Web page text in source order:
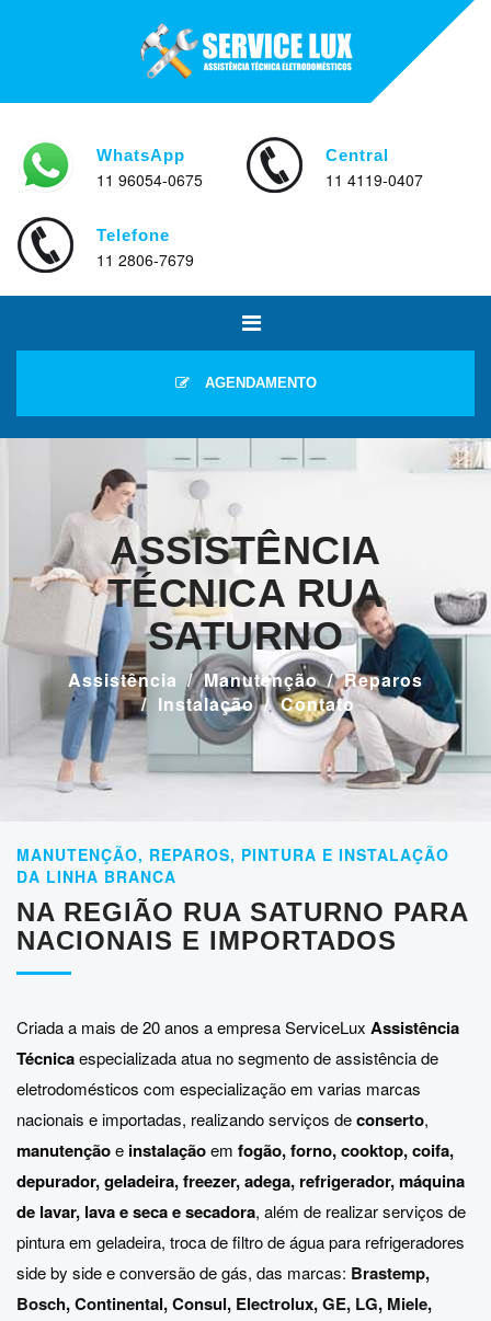
WhatsApp
11 96054-0675
Central
11 4119-0407
Telefone
11 2806-7679
AGENDAMENTO
ASSISTÊNCIA
TÉCNICA RUA
SATURNO
Assistência Manutenção
Reparos
Instalação
Contato
MANUTENÇÃO, REPAROS, PINTURA E INSTALAÇÃO
DA LINHA BRANCA
NA REGIÃO RUA SATURNO PARA
NACIONAIS E IMPORTADOS
Criada a mais de 20 anos a empresa ServiceLux Assistência
Técnicaespecializada atua no segmento de assistência de
eletrodomésticos com especialização em varias marcas
nacionais e importadas, realizando serviços deconserto,
manutençãoe instalaçãoem fogão, forno, cooktop, coifa,
depurador, geladeira, freezer, adega, refrigerador, máquina
de lavar, lava e seca e secadora, além de realizar serviços de
pintura em geladeira, troca de filtro de água para refrigeradores
side by side e conversão de gás, das marcas: Brastemp,
Bosch,Continental,Consul, Electrolux,GE, LG, Miele,